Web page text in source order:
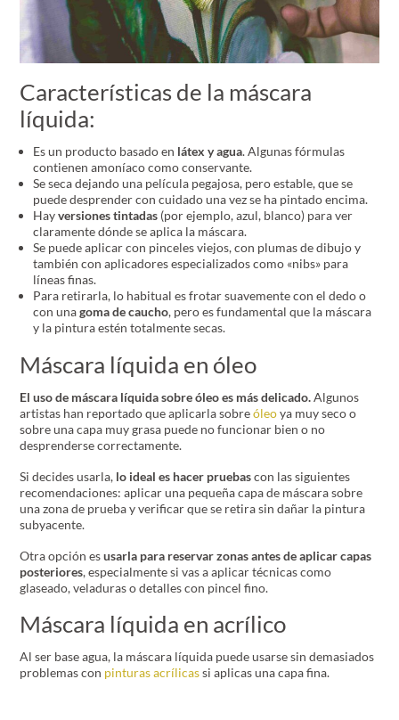
Características de la máscara
líquida:
Es un producto basado en látex y agua. Algunas fórmulas
contienen amoníaco como conservante.
Se seca dejando una película pegajosa, pero estable, que se
puede desprender con cuidado una vez se ha pintado encima.
Hayversiones tintadas (por ejemplo, azul, blanco) para ver
claramente dónde se aplica la máscara.
Se puede aplicar con pinceles viejos, con plumas de dibujo y
también con aplicadores especializados como «nibs» para
líneas finas.
Para retirarla, lo habitual es frotar suavemente con el dedo o
con unagoma de caucho, pero es fundamental que la máscara
y la pintura estén totalmente secas.
Máscara líquida en óleo
El uso de máscara líquida sobre óleo es más delicado.Algunos
artistas han reportado que aplicarla sobreóleoya muy seco o
sobre una capa muy grasa puede no funcionar bien o no
desprenderse correctamente.
Si decides usarla, lo ideal es hacer pruebascon las siguientes
recomendaciones: aplicar una pequeña capa de máscara sobre
una zona de prueba y verificar que se retira sin dañar la pintura
subyacente.
Otra opción esusarla para reservar zonas antes de aplicar capas
posteriores, especialmente si vas a aplicar técnicas como
glaseado, veladuras o detalles con pincel fino.
Máscara líquida en acrílico
Al ser base agua, la máscara líquida puede usarse sin demasiados
problemas con pinturas acrílicassi aplicas una capa fina.